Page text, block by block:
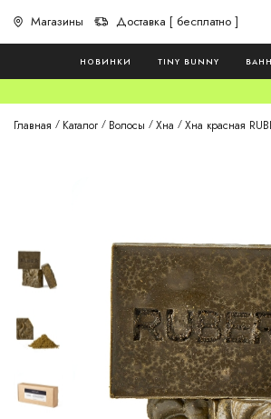
Магазины Доставка [ бесплатно ]
НОВИНКИ TINY BUNNY
Главная Каталог Волосы Хна Хна красная